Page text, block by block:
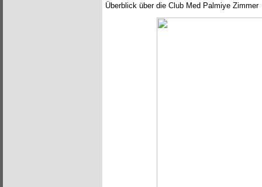
Überblick über die Club Med Palmiye Zimmer